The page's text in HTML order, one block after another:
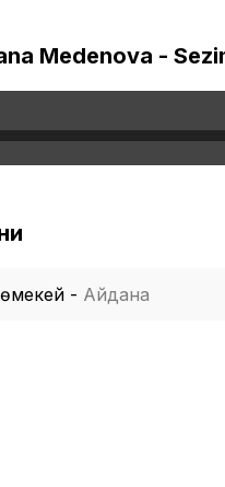
Medenova -
- Айдана